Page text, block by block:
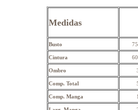
Medidas
Busto
Cintura
Ombro
Comp. Total
Comp. Manga